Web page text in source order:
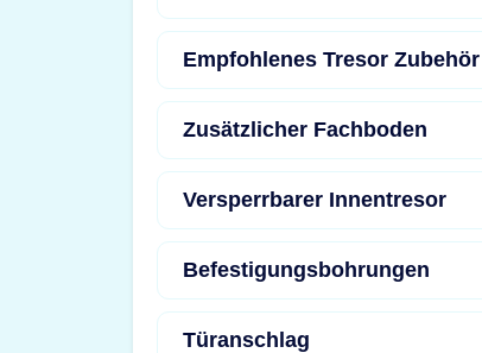
Empfohlenes Tresor Zubehör
Zusätzlicher Fachboden
Versperrbarer Innentresor
Befestigungsbohrungen
Türanschlag